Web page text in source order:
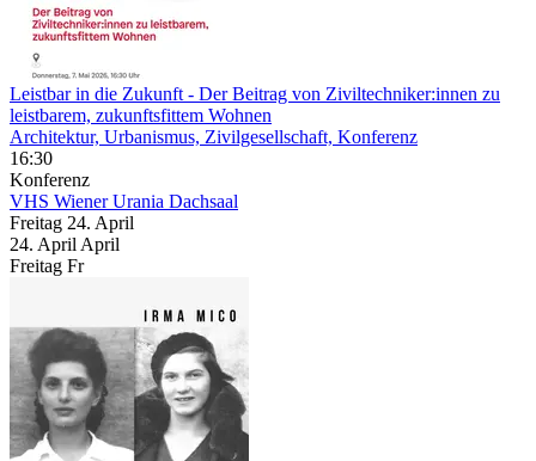
Leistbar in die Zukunft - Der Beitrag von Ziviltechniker:innen zu
leistbarem, zukunftsfittem Wohnen
Architektur, Urbanismus, Zivilgesellschaft, Konferenz
16:30
Konferenz
VHS Wiener Urania Dachsaal
Freitag 24. April
24. April April
Freitag Fr